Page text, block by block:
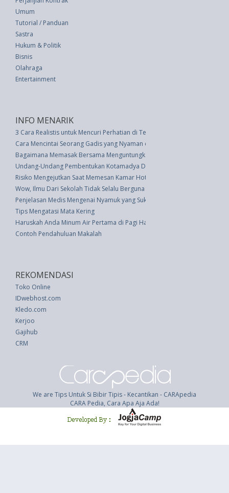
Umum
Tutorial / Panduan
Sastra
Hukum & Politik
Bisnis
Olahraga
Entertainment
INFO MENARIK
3 Cara Realistis untuk Mencuri Perhatian di Tengah Kesibukan Kerja
Cara Mencintai Seorang Gadis yang Nyaman dengan Diri Sendiri
Bagaimana Memasak Bersama Menguntungkan Hubungan Anda
Undang-Undang Pembentukan Kotamadya Daerah Tingkat Ii Bekasi (UU
Risiko Mengejutkan Saat Memesan Kamar Hotel Via Online
Wow, Ilmu Dari Sekolah Tidak Selalu Berguna di Dunia Kerja
Penjelasan Medis Mengenai Nyamuk yang Suka Manusia Berdarah Manis
Tips Mengatasi Mata Kering
Haruskah Anda Minum Air Pertama di Pagi Hari?
Contoh Pendahuluan Makalah
REKOMENDASI
Toko Online
IDwebhost.com
Kledo.com
Kerjoo
Gajihub
CRM
We are Tips Untuk Si Bibir Tipis - Kecantikan - CARApedia
CARA Pedia, Cara Apa Aja Ada!